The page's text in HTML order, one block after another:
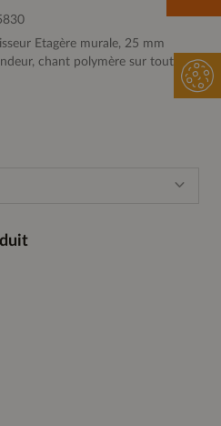
Etagère murale, 25 mm
chant polymère sur tout le